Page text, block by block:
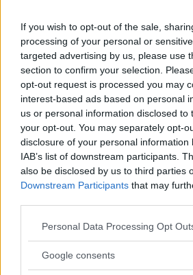
If you wish to opt-out of the sale,
processing of your personal or
targeted advertising by us, please use
section to confirm your selection.
opt-out request is processed you may
interest-based ads based on personal
us or personal information disclosed to
your opt-out. You may separately opt-
disclosure of your personal information
IAB’s list of downstream participants.
also be disclosed by us to third parties
Downstream Participants that may
Please note that this website/app uses
not limited to your visit or usage
Personal Data Processing Opt
Google consents
Kia utmanar i
av ”gamlingen”
Nykomlingen fälls av en besvärande